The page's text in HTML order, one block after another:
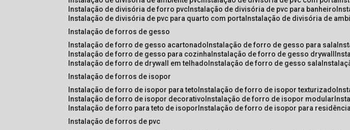
instalação de divisória de forro pvc instalação de divisória de pvc para banheiro
instalação de divisória de pvc para quarto com porta instalação de divisória de
instalação de forros de gesso
instalação de forro de gesso acartonado instalação de forro de gesso para sala
instalação de forro de gesso para cozinha instalação de forro de gesso drywall
instalação de forro de drywall em telhado instalação de forro de gesso sala
instalação de forros de isopor
instalação de forro de isopor para teto instalação de forro de isopor texturizado
instalação de forro de isopor decorativo instalação de forro de isopor modular
instalação de forro para teto de isopor instalação de forro de isopor para residência
instalação de forros de pvc